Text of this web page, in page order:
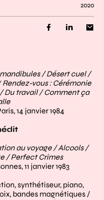
2020
/ Désert cuel /
Rendez-vous : Cérémonie
Du travail / Comment ça
14 janvier 1984
au voyage / Alcools /
/ Perfect Crimes
11 janvier 1983
synthétiseur, piano,
bandes magnétiques /